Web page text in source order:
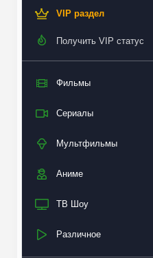
VIP раздел
Получить VIP статус
Фильмы
Сериалы
Мультфильмы
Аниме
ТВ Шоу
Различное